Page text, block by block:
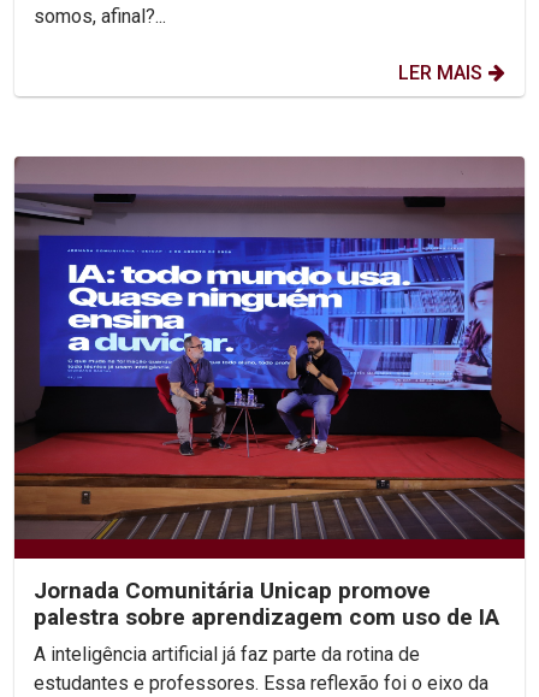
somos, afinal?...
LER MAIS
Jornada Comunitária Unicap promove
palestra sobre aprendizagem com uso de IA
A inteligência artificial já faz parte da rotina de
estudantes e professores. Essa reflexão foi o eixo da